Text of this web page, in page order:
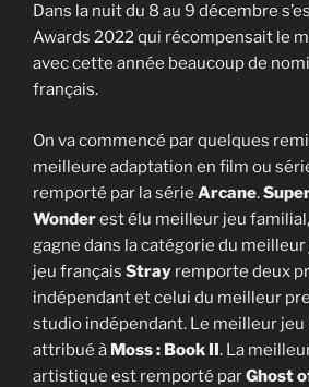
Dans la nuit du 8 au 9 décembre
Awards 2022 qui récompensait le
avec cette année beaucoup de
français.
On va commencé par quelques
meilleure adaptation en film ou
remporté par la série Arcane.
Wonderest élu meilleur jeu familial,
gagne dans la catégorie du
jeu français Stray remporte deux
indépendant et celui du meilleur
studio indépendant. Le meilleur jeu
attribué à Moss : Book II. La
artistique est remporté parGhost